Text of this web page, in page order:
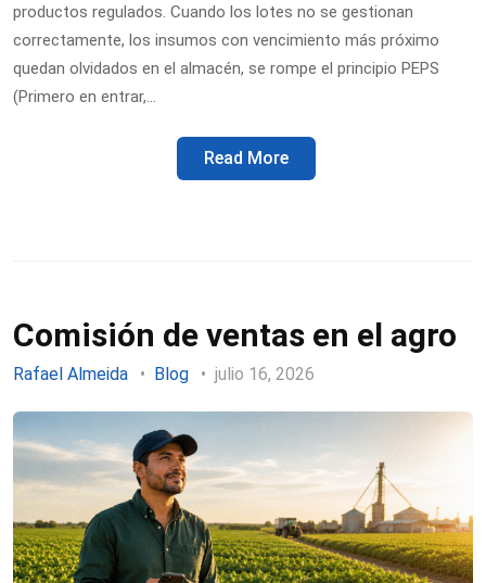
productos regulados. Cuando los lotes no se gestionan
correctamente, los insumos con vencimiento más próximo
quedan olvidados en el almacén, se rompe el principio PEPS
(Primero en entrar,…
Read More
Comisión de ventas en el agro
Rafael Almeida Blog julio 16, 2026